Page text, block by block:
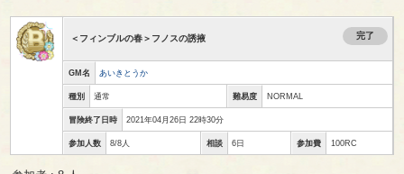
＜フィンブルの春＞フノスの誘掖 完了
GM名 あいきとうか
種別 通常 難易度 NORMAL
冒険終了日時 2021年04月26日 22時30分
参加人数 8/8人 相談 6日 参加費 100RC